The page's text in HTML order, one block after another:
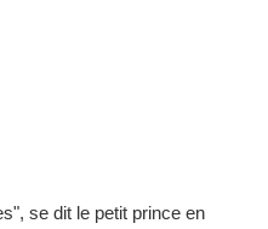
se dit le petit prince en